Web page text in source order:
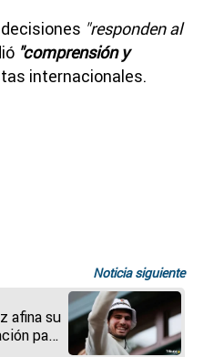
"responden al
"comprensión y
internacionales.
Noticia siguiente
afina su
para